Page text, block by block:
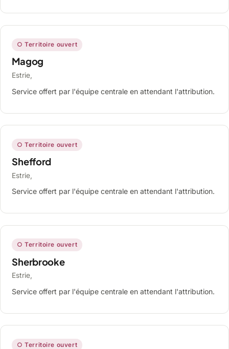
○ Territoire ouvert
Magog
Estrie,
Service offert par l'équipe centrale en attendant l'attribution.
○ Territoire ouvert
Shefford
Estrie,
Service offert par l'équipe centrale en attendant l'attribution.
○ Territoire ouvert
Sherbrooke
Estrie,
Service offert par l'équipe centrale en attendant l'attribution.
○ Territoire ouvert